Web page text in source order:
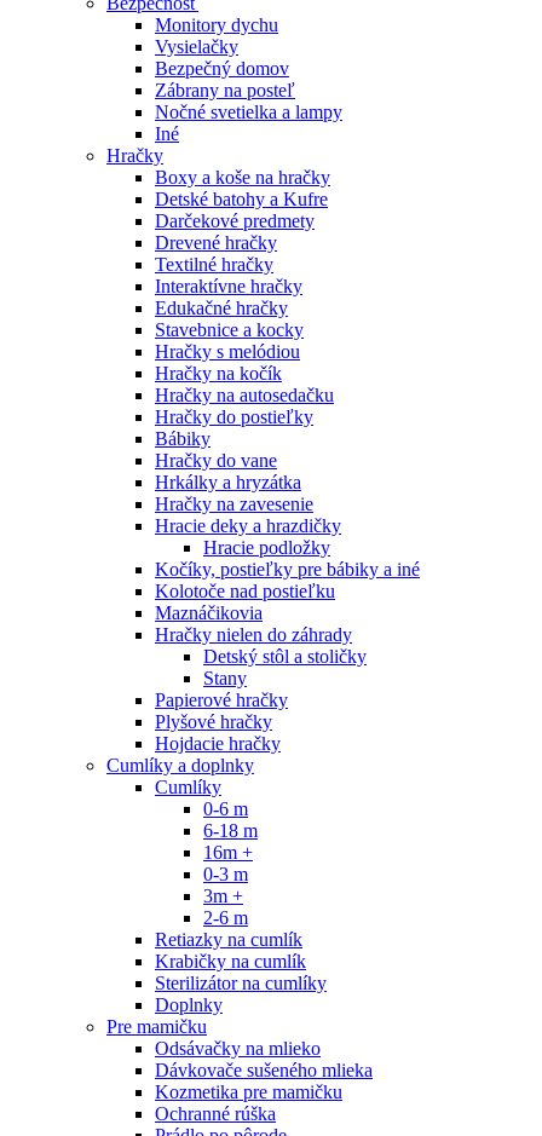
Monitory dychu
Vysielačky
Bezpečný domov
Zábrany na posteľ
Nočné svetielka a lampy
Iné
Hračky
Boxy a koše na hračky
Detské batohy a Kufre
Darčekové predmety
Drevené hračky
Textilné hračky
Interaktívne hračky
Edukačné hračky
Stavebnice a kocky
Hračky s melódiou
Hračky na kočík
Hračky na autosedačku
Hračky do postieľky
Bábiky
Hračky do vane
Hrkálky a hryzátka
Hračky na zavesenie
Hracie deky a hrazdičky
Hracie podložky
Kočíky, postieľky pre bábiky a iné
Kolotoče nad postieľku
Maznáčikovia
Hračky nielen do záhrady
Detský stôl a stoličky
Stany
Papierové hračky
Plyšové hračky
Hojdacie hračky
Cumlíky a doplnky
Cumlíky
0-6 m
6-18 m
16m +
0-3 m
3m +
2-6 m
Retiazky na cumlík
Krabičky na cumlík
Sterilizátor na cumlíky
Doplnky
Pre mamičku
Odsávačky na mlieko
Dávkovače sušeného mlieka
Kozmetika pre mamičku
Ochranné rúška